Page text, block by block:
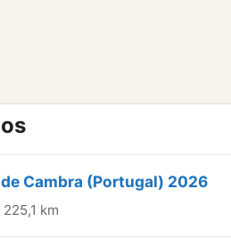
Cambra (Portugal) 2026
225,1 km